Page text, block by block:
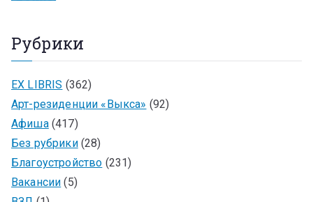
Рубрики
EX LIBRIS (362)
Арт-резиденции «Выкса» (92)
Афиша(417)
Без рубрики(28)
Благоустройство (231)
Вакансии (5)